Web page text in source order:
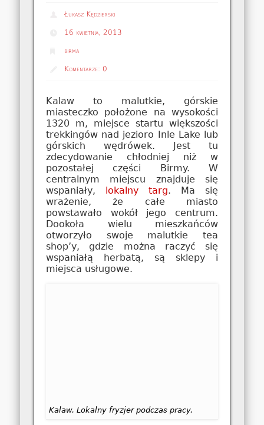
Łukasz Kędzierski
16 kwietnia, 2013
birma
Komentarze: 0
Kalaw to malutkie, górskie
miasteczko położone na wysokości
1320 m, miejsce startu większości
trekkingów nad jezioro Inle Lake lub
górskich wędrówek. Jest tu
zdecydowanie chłodniej niż w
pozostałej części Birmy. W
centralnym miejscu znajduje się
wspaniały,
lokalny targ. Ma się
wrażenie, że całe miasto
powstawało wokół jego centrum.
Dookoła wielu mieszkańców
otworzyło swoje malutkie tea
shop’y, gdzie można raczyć się
wspaniałą herbatą, są sklepy i
miejsca usługowe.
Kalaw. Lokalny fryzjer podczas pracy.